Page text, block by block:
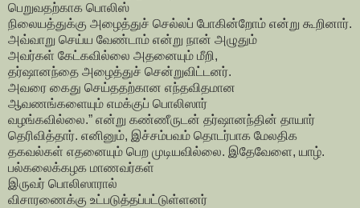
பெறுவதற்காக பொலிஸ்
நிலையத்துக்கு அழைத்துச் செல்லப் போகின்றோம் என்று கூறினார்.
அவ்வாறு செய்ய வேண்டாம் என்று நான் அழுதும்
அவர்கள் கேட்கவில்லை அதனையும் மீறி,
தர்ஷானந்தை அழைத்துச் சென்றுவிட்டனர்.
அவரை கைது செய்ததற்கான எந்தவிதமான
ஆவணங்களையும் எமக்குப் பொலிஸார்
வழங்கவில்லை.” என்று கண்ணீருடன் தர்ஷானந்தின் தாயார்
தெரிவித்தார். எனினும், இச்சம்பவம் தொடர்பாக மேலதிக
தகவல்கள் எதனையும் பெற முடியவில்லை. இதேவேளை, யாழ்.
பல்கலைக்கழக மாணவர்கள்
இருவர் பொலிஸாரால்
விசாரணைக்கு உட்படுத்தப்பட்டுள்ளனர்